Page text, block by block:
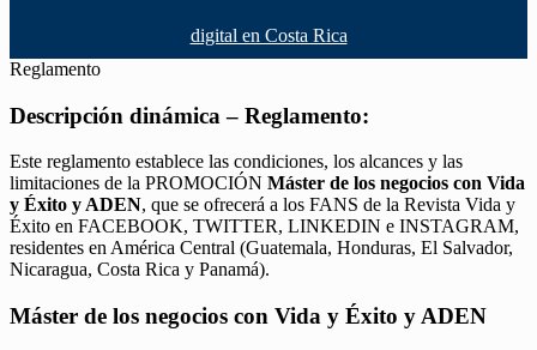
digital en Costa Rica
Reglamento
Descripción dinámica – Reglamento:
Este reglamento establece las condiciones, los alcances y las
limitaciones de la PROMOCIÓN Máster de los negocios con Vida
y Éxito y ADEN, que se ofrecerá a los FANS de la Revista Vida y
Éxito en FACEBOOK, TWITTER, LINKEDIN e INSTAGRAM,
residentes en América Central (Guatemala, Honduras, El Salvador,
Nicaragua, Costa Rica y Panamá).
Máster de los negocios con Vida y Éxito y ADEN